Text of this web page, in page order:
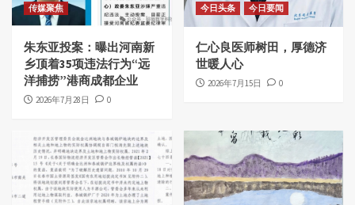
传媒聚焦
朱东亚投案：曝出河南新
乡顶着35项违法行为“远
洋捕捞”港商成都企业
2026年7月28日 0
今日头条 今日要闻
仁心良医师树田，厚德济
世暖人心
2026年7月15日 0